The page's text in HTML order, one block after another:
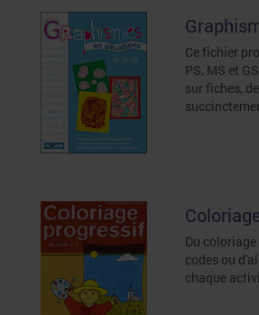
Ce fichier
PS, MS et
sur fiches,
Du
codes ou
chaque